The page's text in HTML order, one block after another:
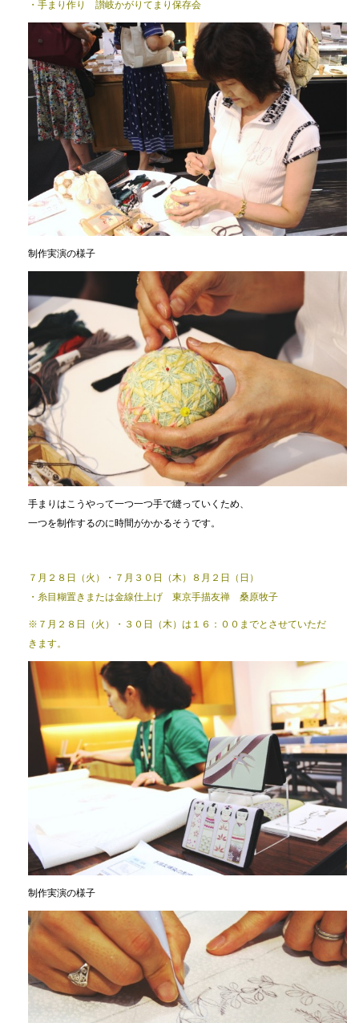
・手まり作り 讃岐かがりてまり保存会
制作実演の様子
手まりはこうやって一つ一つ手で縫っていくため、
一つを制作するのに時間がかかるそうです。
７月２８日（火）・７月３０日（木）８月２日（日）
・糸目糊置きまたは金線仕上げ 東京手描友禅 桑原牧子
※７月２８日（火）・３０日（木）は１６：００までとさせていただ
きます。
制作実演の様子